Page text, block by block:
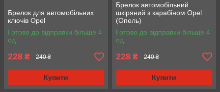
Брелок для автомобільних
ключів Opel
Готово до відправки більше 4
од.
228 ₴ 240 ₴
Купити
Брелок автомобільний
шкіряний з карабіном Opel
(Опель)
Готово до відправки більше 4
од.
228 ₴ 240 ₴
Купити